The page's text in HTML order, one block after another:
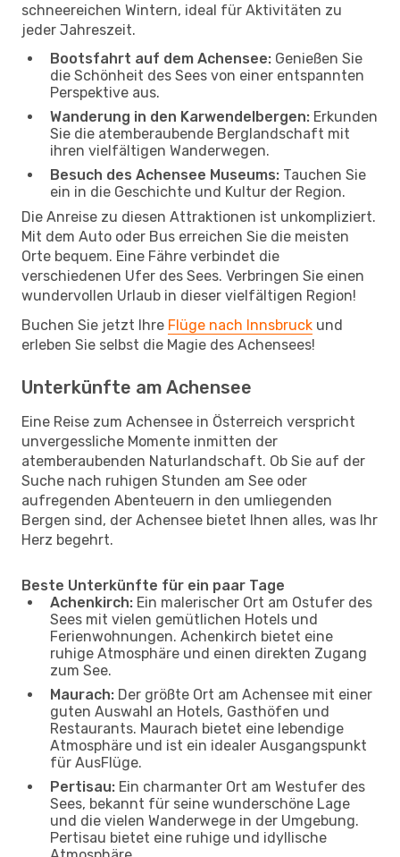
schneereichen Wintern, ideal für Aktivitäten zu
jeder Jahreszeit.
Bootsfahrt auf dem Achensee: Genießen Sie
die Schönheit des Sees von einer entspannten
Perspektive aus.
Wanderung in den Karwendelbergen: Erkunden
Sie die atemberaubende Berglandschaft mit
ihren vielfältigen Wanderwegen.
Besuch des Achensee Museums: Tauchen Sie
ein in die Geschichte und Kultur der Region.
Die Anreise zu diesen Attraktionen ist unkompliziert.
Mit dem Auto oder Bus erreichen Sie die meisten
Orte bequem. Eine Fähre verbindet die
verschiedenen Ufer des Sees. Verbringen Sie einen
wundervollen Urlaub in dieser vielfältigen Region!
Buchen Sie jetzt Ihre Flüge nach Innsbruck und
erleben Sie selbst die Magie des Achensees!
Unterkünfte am Achensee
Eine Reise zum Achensee in Österreich verspricht
unvergessliche Momente inmitten der
atemberaubenden Naturlandschaft. Ob Sie auf der
Suche nach ruhigen Stunden am See oder
aufregenden Abenteuern in den umliegenden
Bergen sind, der Achensee bietet Ihnen alles, was Ihr
Herz begehrt.
Beste Unterkünfte für ein paar Tage
Achenkirch: Ein malerischer Ort am Ostufer des
Sees mit vielen gemütlichen Hotels und
Ferienwohnungen. Achenkirch bietet eine
ruhige Atmosphäre und einen direkten Zugang
zum See.
Maurach: Der größte Ort am Achensee mit einer
guten Auswahl an Hotels, Gasthöfen und
Restaurants. Maurach bietet eine lebendige
Atmosphäre und ist ein idealer Ausgangspunkt
für AusFlüge.
Pertisau: Ein charmanter Ort am Westufer des
Sees, bekannt für seine wunderschöne Lage
und die vielen Wanderwege in der Umgebung.
Pertisau bietet eine ruhige und idyllische